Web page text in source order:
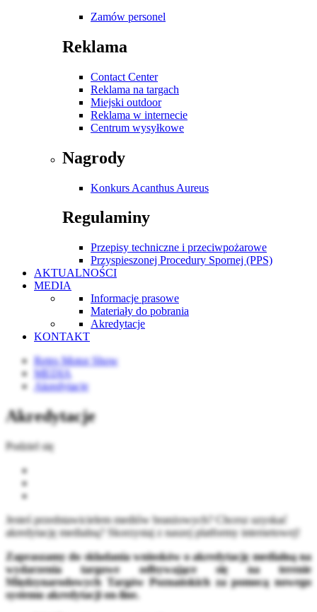
Zamów personel
Reklama
Contact Center
Reklama na targach
Miejski outdoor
Reklama w internecie
Centrum wysyłkowe
Nagrody
Konkurs Acanthus Aureus
Regulaminy
Przepisy techniczne i przeciwpożarowe
Przyspieszonej Procedury Spornej (PPS)
AKTUALNOŚCI
MEDIA
Informacje prasowe
Materiały do pobrania
Akredytacje
KONTAKT
Retro Motor Show
MEDIA
Akredytacje
Akredytacje
Podziel się
Jesteś przedstawicielem mediów branżowych? Chcesz uzyskać
akredytację medialną? Skorzystaj z naszej platformy internetowej!
Zapraszamy do składania wniosków o akredytację medialną na
wydarzenia targowe odbywające się na terenie
Międzynarodowych Targów Poznańskich za pomocą nowego
systemu akredytacji on-line.